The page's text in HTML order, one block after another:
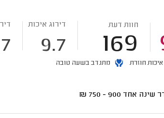
חוות דעת
169
דירוג איכות
9.7
חוזרת מתנדב בשעה טובה
שינה אחד 900 - 750
₪